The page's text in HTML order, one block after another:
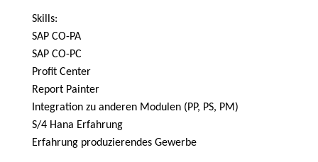
Skills:
SAP CO-PA
SAP CO-PC
Profit Center
Report Painter
Integration zu anderen Modulen (PP, PS, PM)
S/4 Hana Erfahrung
Erfahrung produzierendes Gewerbe